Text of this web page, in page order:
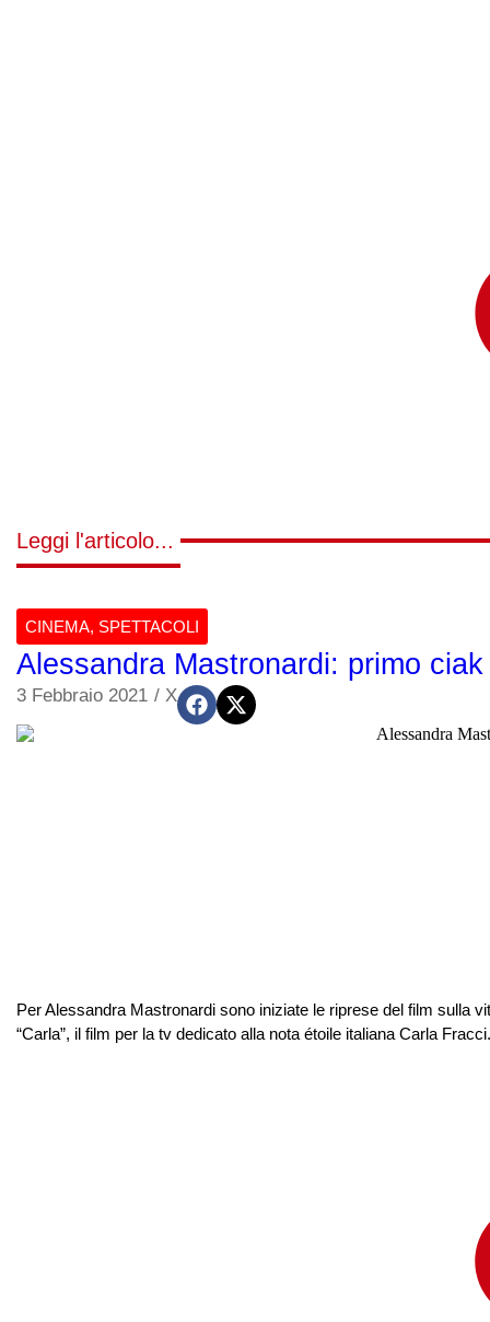
Leggi l'articolo...
CINEMA, SPETTACOLI
Alessandra Mastronardi: primo
3 Febbraio 2021 / X
Per Alessandra Mastronardi sono iniziate le riprese del film sulla
“Carla”, il film per la tv dedicato alla nota étoile italiana Carla